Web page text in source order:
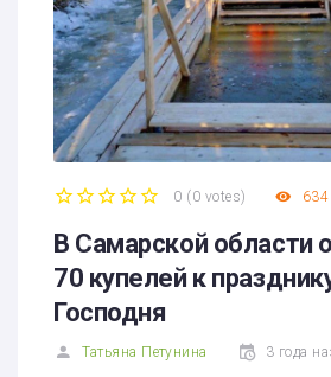
0 ( 0 votes) 634
В Самарской области
70 купелей к
Господня
Татьяна Петунина 3 года